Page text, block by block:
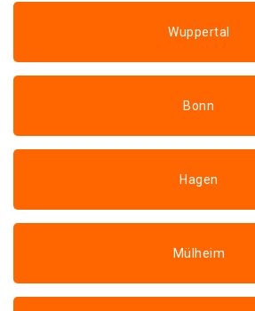
Wuppertal
Bonn
Hagen
Mülheim